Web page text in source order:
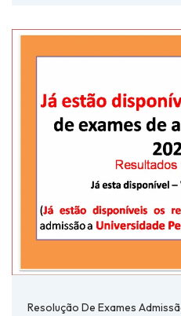
Resolução De Exames